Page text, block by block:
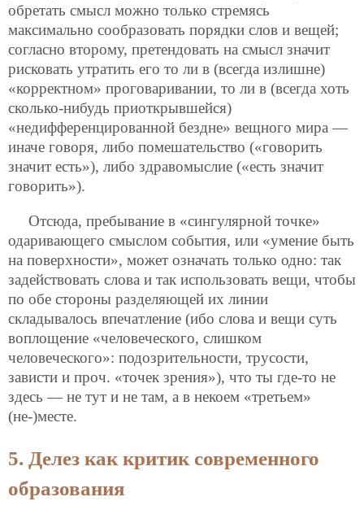
обретать смысл можно только стремясь
максимально сообразовать порядки слов и вещей;
согласно второму, претендовать на смысл значит
рисковать утратить его то ли в (всегда излишне)
«корректном» проговаривании, то ли в (всегда хоть
сколько-нибудь приоткрывшейся)
«недифференцированной бездне» вещного мира —
иначе говоря, либо помешательство («говорить
значит есть»), либо здравомыслие («есть значит
говорить»).
Отсюда, пребывание в «сингулярной точке»
одаривающего смыслом события, или «умение быть
на поверхности», может означать только одно: так
задействовать слова и так использовать вещи, чтобы
по обе стороны разделяющей их линии
складывалось впечатление (ибо слова и вещи суть
воплощение «человеческого, слишком
человеческого»: подозрительности, трусости,
зависти и проч. «точек зрения»), что ты где-то не
здесь — не тут и не там, а в некоем «третьем»
(не-)месте.
5. Делез как критик современного
образования